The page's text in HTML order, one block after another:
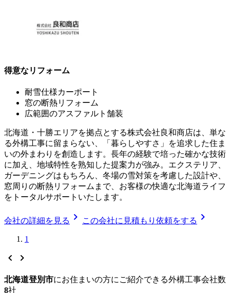
得意なリフォーム
耐雪仕様カーポート
窓の断熱リフォーム
広範囲のアスファルト舗装
北海道・十勝エリアを拠点とする株式会社良和商店は、単な
る外構工事に留まらない、「暮らしやすさ」を追求した住ま
いの外まわりを創造します。長年の経験で培った確かな技術
に加え、地域特性を熟知した提案力が強み。エクステリア、
ガーデニングはもちろん、冬場の雪対策を考慮した設計や、
窓周りの断熱リフォームまで、お客様の快適な北海道ライフ
をトータルサポートいたします。
会社の詳細を見る chevron_right この会社に見積もり依頼をする chevron_right
1
chevron_left chevron_right
北海道登別市にお住まいの方にご紹介できる外構工事会社数
8社